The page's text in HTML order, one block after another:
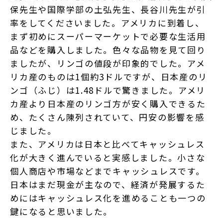
保先生や国際学部の土弘先生、長谷川先生が引
率をしてくださいました。アメリカに到着し、
まず初めにスーパーマーケットで必要な生活用
品などを購入しました。色々な品物を見て回り
ましたが、リンゴの値段が印象的でした。アメ
リカ産のものは1個約3ドルですが、日本産のリ
ンゴ（ふじ）は1.48ドルで驚きました。アメリ
カ産より日本産のリンゴ方が安く購入できるた
め、たくさん陳列されていて、円安の影響を感
じました。
また、アメリカは日本と比べてキャッシュレス
化が大きく進んでいると実感しました。小さな
個人商店や市場などまでキャッシュレスです。
日本はまだ現金が主なので、経済が発展するた
めにはキャッシュレス化を進めることも一つの
鍵になると思いました。